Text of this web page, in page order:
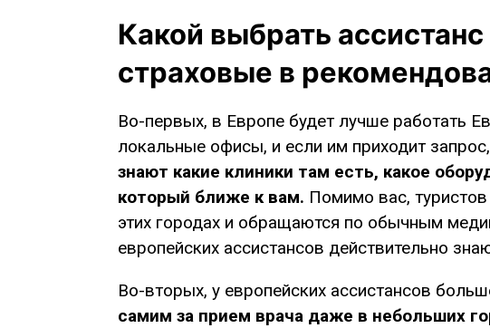
Какой выбрать
страховые в
Во-первых, в Европе будет лучше работать
локальные офисы, и если им приходит
знают какие клиники там есть, какое
который ближе к вам. Помимо вас,
этих городах и обращаются по обычным
европейских ассистансов действительно
Во-вторых, у европейских ассистансов
самим за прием врача даже в небольших